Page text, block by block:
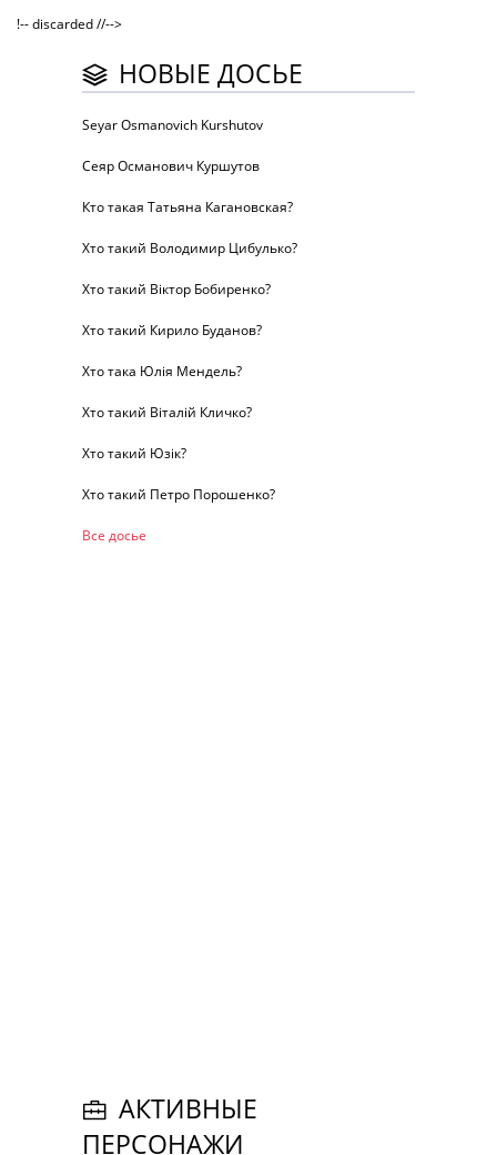
!-- discarded //-->
НОВЫЕ ДОСЬЕ
Seyar Osmanovich Kurshutov
Сеяр Османович Куршутов
Кто такая Татьяна Кагановская?
Хто такий Володимир Цибулько?
Хто такий Віктор Бобиренко?
Хто такий Кирило Буданов?
Хто така Юлія Мендель?
Хто такий Віталій Кличко?
Хто такий Юзік?
Хто такий Петро Порошенко?
Все досье
АКТИВНЫЕ
ПЕРСОНАЖИ